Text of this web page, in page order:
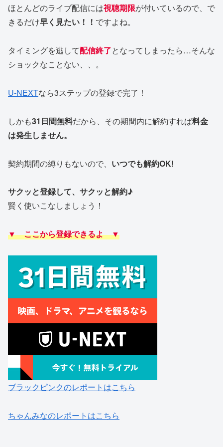
ほとんどのライブ配信には視聴期限が付いているので、で
きるだけ早く見たい！！ ですよね。
タイミングを逃して配信終了となってしまったら…そんな
ショックなことない、、。
U-NEXTなら3ステップの登録で完了！
しかも31日間無料だから、その期間内に解約すれば料金
は発生しません。
契約期間の縛りもないので、 いつでも解約OK!
サクッと登録して、サクッと解約♪
賢く使いこなしましょう！
▼ ここから登録できるよ ▼
ブラックピンクのレポートはこちら
ちゃんみなのレポートはこちら